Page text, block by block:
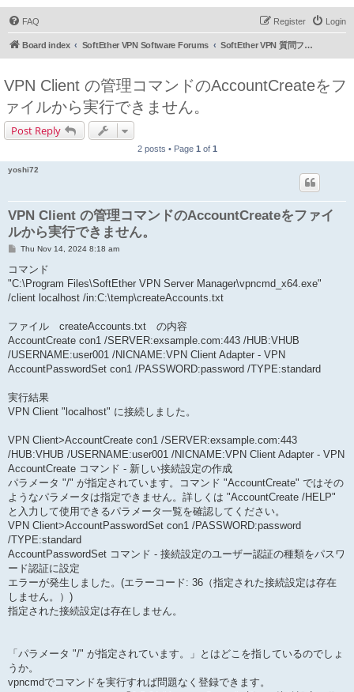
FAQ Login
Register
Board index SoftEther VPN Software Forums SoftEther VPN 質問フォーラム (日本語)
VPN Client の管理コマンドのAccountCreateをフ
ァイルから実行できません。
Post Reply
2 posts • Page 1 of 1
yoshi72
VPN Client の管理コマンドのAccountCreateをファイ
ルから実行できません。
P
s
Thu Nov 14, 2024 8:18 am
コマンド
"C:\Program Files\SoftEther VPN Server Manager\vpncmd_x64.exe"
/client localhost /in:C:\temp\createAccounts.txt
ファイル createAccounts.txt の内容
AccountCreate con1 /SERVER:exsample.com:443 /HUB:VHUB
/USERNAME:user001 /NICNAME:VPN Client Adapter - VPN
AccountPasswordSet con1 /PASSWORD:password /TYPE:standard
実行結果
VPN Client "localhost" に接続しました。
VPN Client>AccountCreate con1 /SERVER:exsample.com:443
/HUB:VHUB /USERNAME:user001 /NICNAME:VPN Client Adapter - VPN
AccountCreate コマンド - 新しい接続設定の作成
パラメータ "/" が指定されています。コマンド "AccountCreate" ではその
ようなパラメータは指定できません。詳しくは "AccountCreate /HELP"
と入力して使用できるパラメータ一覧を確認してください。
VPN Client>AccountPasswordSet con1 /PASSWORD:password
/TYPE:standard
AccountPasswordSet コマンド - 接続設定のユーザー認証の種類をパスワ
ード認証に設定
エラーが発生しました。(エラーコード: 36（指定された接続設定は存在
しません。）)
指定された接続設定は存在しません。
「パラメータ "/" が指定されています。」とはどこを指しているのでしょ
うか。
vpncmdでコマンドを実行すれば問題なく登録できます。